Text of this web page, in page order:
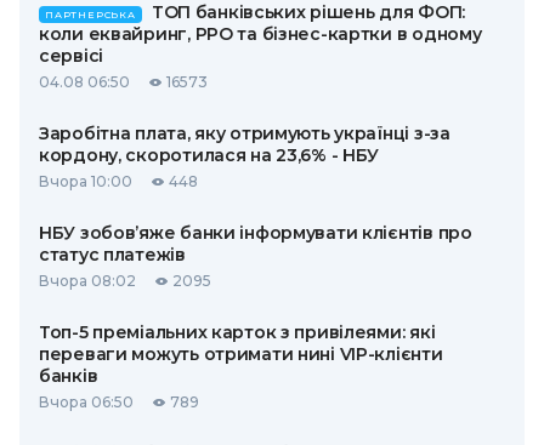
ПАРТНЕРСЬКА
ТОП банківських рішень для ФОП:
коли еквайринг, РРО та бізнес-картки в одному
сервісі
04.08 06:50 16573
Заробітна плата, яку отримують українці з-за
кордону, скоротилася на 23,6% - НБУ
Вчора 10:00 448
НБУ зобов’яже банки інформувати клієнтів про
статус платежів
Вчора 08:02 2095
Топ-5 преміальних карток з привілеями: які
переваги можуть отримати нині VIP-клієнти
банків
Вчора 06:50 789